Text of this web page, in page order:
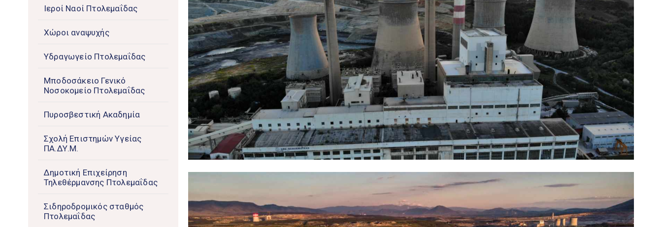
Ιεροί Ναοί Πτολεμαΐδας
Χώροι αναψυχής
Υδραγωγείο Πτολεμαΐδας
Μποδοσάκειο Γενικό
Νοσοκομείο Πτολεμαΐδας
Πυροσβεστική Ακαδημία
Σχολή Επιστημών Υγείας
ΠΑ.ΔΥ.Μ.
Δημοτική Επιχείρηση
Τηλεθέρμανσης Πτολεμαΐδας
Σιδηροδρομικός σταθμός
Πτολεμαΐδας